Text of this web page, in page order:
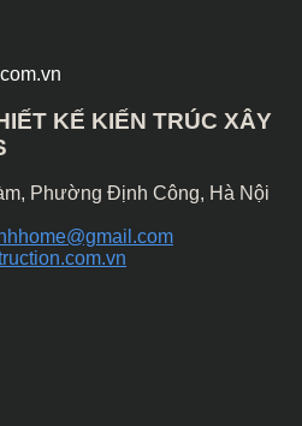
KẾ KIẾN TRÚC XÂY
Phường Định Công, Hà Nội